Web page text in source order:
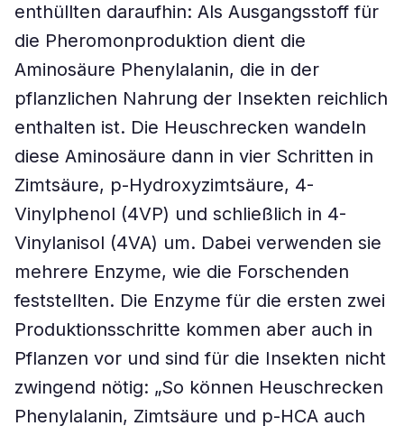
enthüllten daraufhin: Als Ausgangsstoff für
die Pheromonproduktion dient die
Aminosäure Phenylalanin, die in der
pflanzlichen Nahrung der Insekten reichlich
enthalten ist. Die Heuschrecken wandeln
diese Aminosäure dann in vier Schritten in
Zimtsäure, p-Hydroxyzimtsäure, 4-
Vinylphenol (4VP) und schließlich in 4-
Vinylanisol (4VA) um. Dabei verwenden sie
mehrere Enzyme, wie die Forschenden
feststellten. Die Enzyme für die ersten zwei
Produktionsschritte kommen aber auch in
Pflanzen vor und sind für die Insekten nicht
zwingend nötig: „So können Heuschrecken
Phenylalanin, Zimtsäure und p-HCA auch